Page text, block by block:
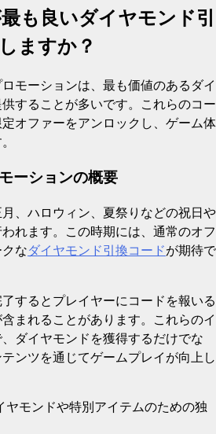
も良いダイヤモンド引
ますか？
モーションは、最も価値のあるダイ
することが多いです。これらのコー
オファーをアンロックし、ゲーム体
ーションの概要
、ハロウィン、夏祭りなどの祝日や
れます。この時期には、通常のオフ
なダイヤモンド引換コードが期待で
するとプレイヤーにコードを報いる
まれることがあります。これらのイ
ダイヤモンドを獲得するだけでな
ンツを通じてゲームプレイが向上し
ヤモンドや特別アイテムのための独